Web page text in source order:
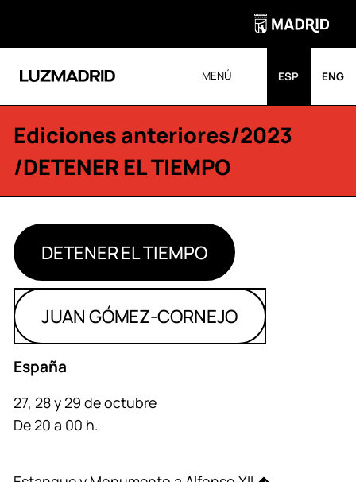
MENÚ ESP ENG
Ediciones anteriores/2023
/DETENER EL TIEMPO
DETENER EL TIEMPO
JUAN GÓMEZ-CORNEJO
España
27, 28 y 29 de octubre
De 20 a 00 h.